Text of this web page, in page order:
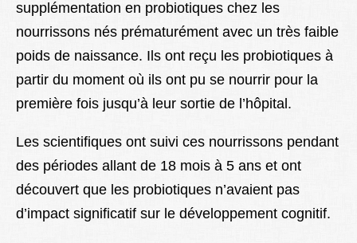
supplémentation en probiotiques chez les
nourrissons nés prématurément avec un très faible
poids de naissance. Ils ont reçu les probiotiques à
partir du moment où ils ont pu se nourrir pour la
première fois jusqu’à leur sortie de l’hôpital.
Les scientifiques ont suivi ces nourrissons pendant
des périodes allant de 18 mois à 5 ans et ont
découvert que les probiotiques n’avaient pas
d’impact significatif sur le développement cognitif.